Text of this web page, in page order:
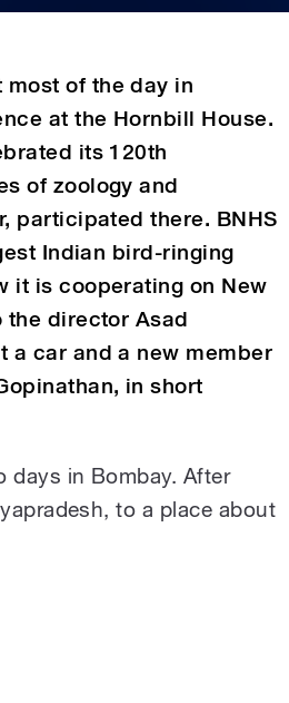
of the day in
at the Hornbill House.
its 120th
of zoology and
participated there. BNHS
Indian bird-ringing
it is cooperating on New
the director Asad
a car and a new member
in short
days in Bombay. After
to a place about